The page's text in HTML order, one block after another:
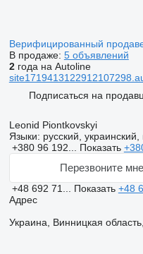
Верифицированный
В продаже: 5 объявлений
2года на Autoline
Подписаться на
Leonid Piontkovskyi
Языки: русский, украинский,
+380 96 192... Показать
Перезвоните мне
+48 692 71... Показать +48
Адрес
Украина, Винницкая